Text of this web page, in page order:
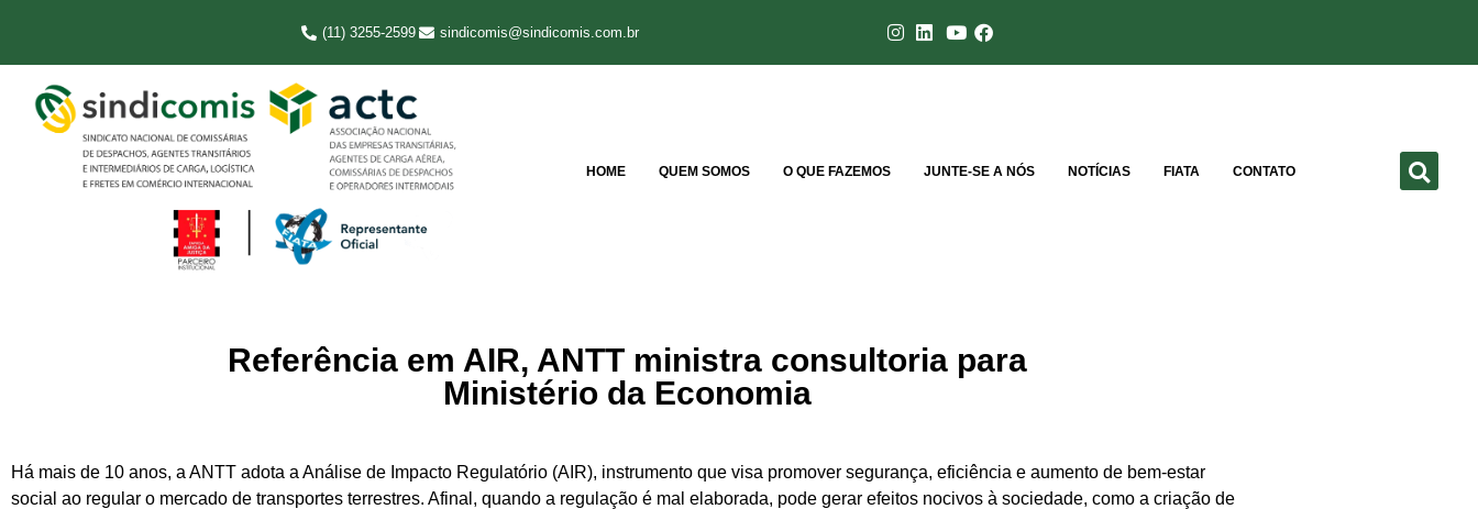
(11) 3255-2599 sindicomis@sindicomis.com.br
HOME QUEM SOMOS O QUE FAZEMOS JUNTE-SE A NÓS NOTÍCIAS FIATA CONTATO
Referência em AIR, ANTT ministra consultoria para
Ministério da Economia
Há mais de 10 anos, a ANTT adota a Análise de Impacto Regulatório (AIR), instrumento que visa promover segurança, eficiência e aumento de bem-estar
social ao regular o mercado de transportes terrestres. Afinal, quando a regulação é mal elaborada, pode gerar efeitos nocivos à sociedade, como a criação de